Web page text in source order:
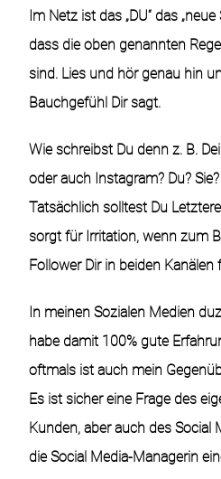
Im Netz ist das „DU“ das
dass die oben genannten
sind. Lies und hör genau hin
Bauchgefühl Dir sagt.
Wie schreibst Du denn z. B.
oder auch Instagram? Du?
Tatsächlich solltest Du
sorgt für Irritation, wenn zum
Follower Dir in beiden Kanälen
In meinen Sozialen Medien
habe damit 100% gute
oftmals ist auch mein
Es ist sicher eine Frage des
Kunden, aber auch des Social
die Social Media-Managerin